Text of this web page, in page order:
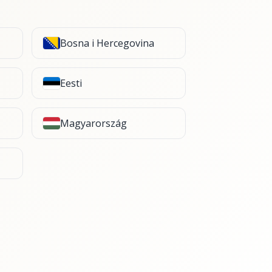
Bosna i Hercegovina
Eesti
Magyarország